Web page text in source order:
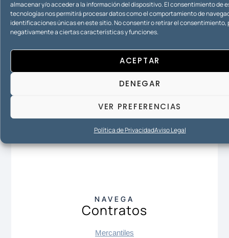
almacenar y/o acceder a la información del dispositivo. El consentimiento de
tecnologías nos permitirá procesar datos como el comportamiento de
identificaciones únicas en este sitio. No consentir o retirar el consentimiento,
negativamente a ciertas características y funciones.
ACEPTAR
DENEGAR
VER PREFERENCIAS
Política de PrivacidadAviso Legal
CONTACTA
Compartir
NAVEGA
Contratos
Mercantiles